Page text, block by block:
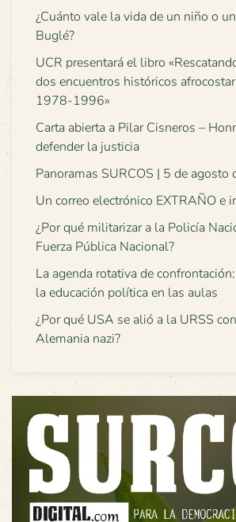
¿Cuánto vale la vida de un niño o
Buglé?
UCR presentará el libro
dos encuentros históricos
1978-1996»
Carta abierta a Pilar Cisneros –
defender la justicia
Panoramas SURCOS | 5 de agosto
Un correo electrónico EXTRAÑO e
¿Por qué militarizar a la Policía
Fuerza Pública Nacional?
La agenda rotativa de
la educación política en las aulas
¿Por qué USA se alió a la URSS
Alemania nazi?